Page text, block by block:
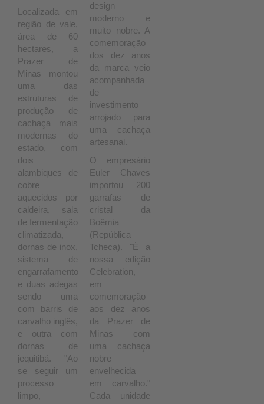
Localizada em
região de vale,
área de 60
hectares, a
Prazer de
Minas montou
uma das
estruturas de
produção de
cachaça mais
modernas do
estado, com
dois
alambiques de
cobre
aquecidos por
caldeira, sala
de fermentação
climatizada,
dornas de inox,
sistema de
engarrafamento
e duas adegas
sendo uma
com barris de
carvalho inglês,
e outra com
dornas de
jequitibá. "Ao
se seguir um
processo
limpo,
design
moderno e
muito nobre. A
comemoração
dos dez anos
da marca veio
acompanhada
de
investimento
arrojado para
uma cachaça
artesanal.
O empresário
Euler Chaves
importou 200
garrafas de
cristal da
Boêmia
(República
Tcheca). "É a
nossa edição
Celebration,
em
comemoração
aos dez anos
da Prazer de
Minas com
uma cachaça
nobre
envelhecida
em carvalho."
Cada unidade